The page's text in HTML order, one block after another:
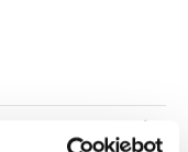
1 m